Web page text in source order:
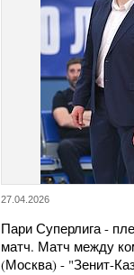
27.04.2026
Пари Суперлига -
матч. Матч между
(Москва) - "Зенит-